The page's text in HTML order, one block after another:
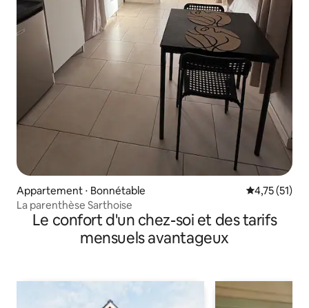
Appartement ⋅ Bonnétable Évaluation
4,75 (51)
La parenthèse Sarthoise
Le confort d'un chez-soi et des tarifs
mensuels avantageux